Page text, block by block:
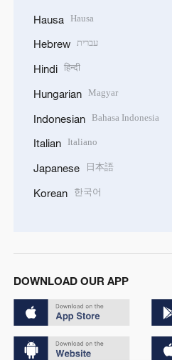
Hausa Hausa
Hebrew עברית
Hindi हिन्दी
Hungarian Magyar
Indonesian Bahasa Indonesia
Italian Italiano
Japanese 日本語
Korean 한국어
DOWNLOAD OUR APP